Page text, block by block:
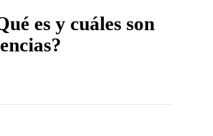
es y cuáles son